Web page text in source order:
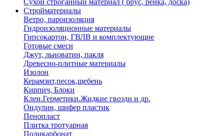
Сухой строганный материал ( брус, рейка, доска)
Стройматериалы
Ветро, пароизоляция
Гидроизоляционные материалы
Гипсокартон, ГВЛВ и комплектующие
Готовые смеси
Джут, льноватин, пакля
Древесно-плитные материалы
Изолон
Керамзит,песок,щебень
Кирпич, Блоки
Клеи.Герметики.Жидкие гвозди и др.
Ондулин, шифер пластик
Пенопласт
Плитка тротуарная
Поликарбонат